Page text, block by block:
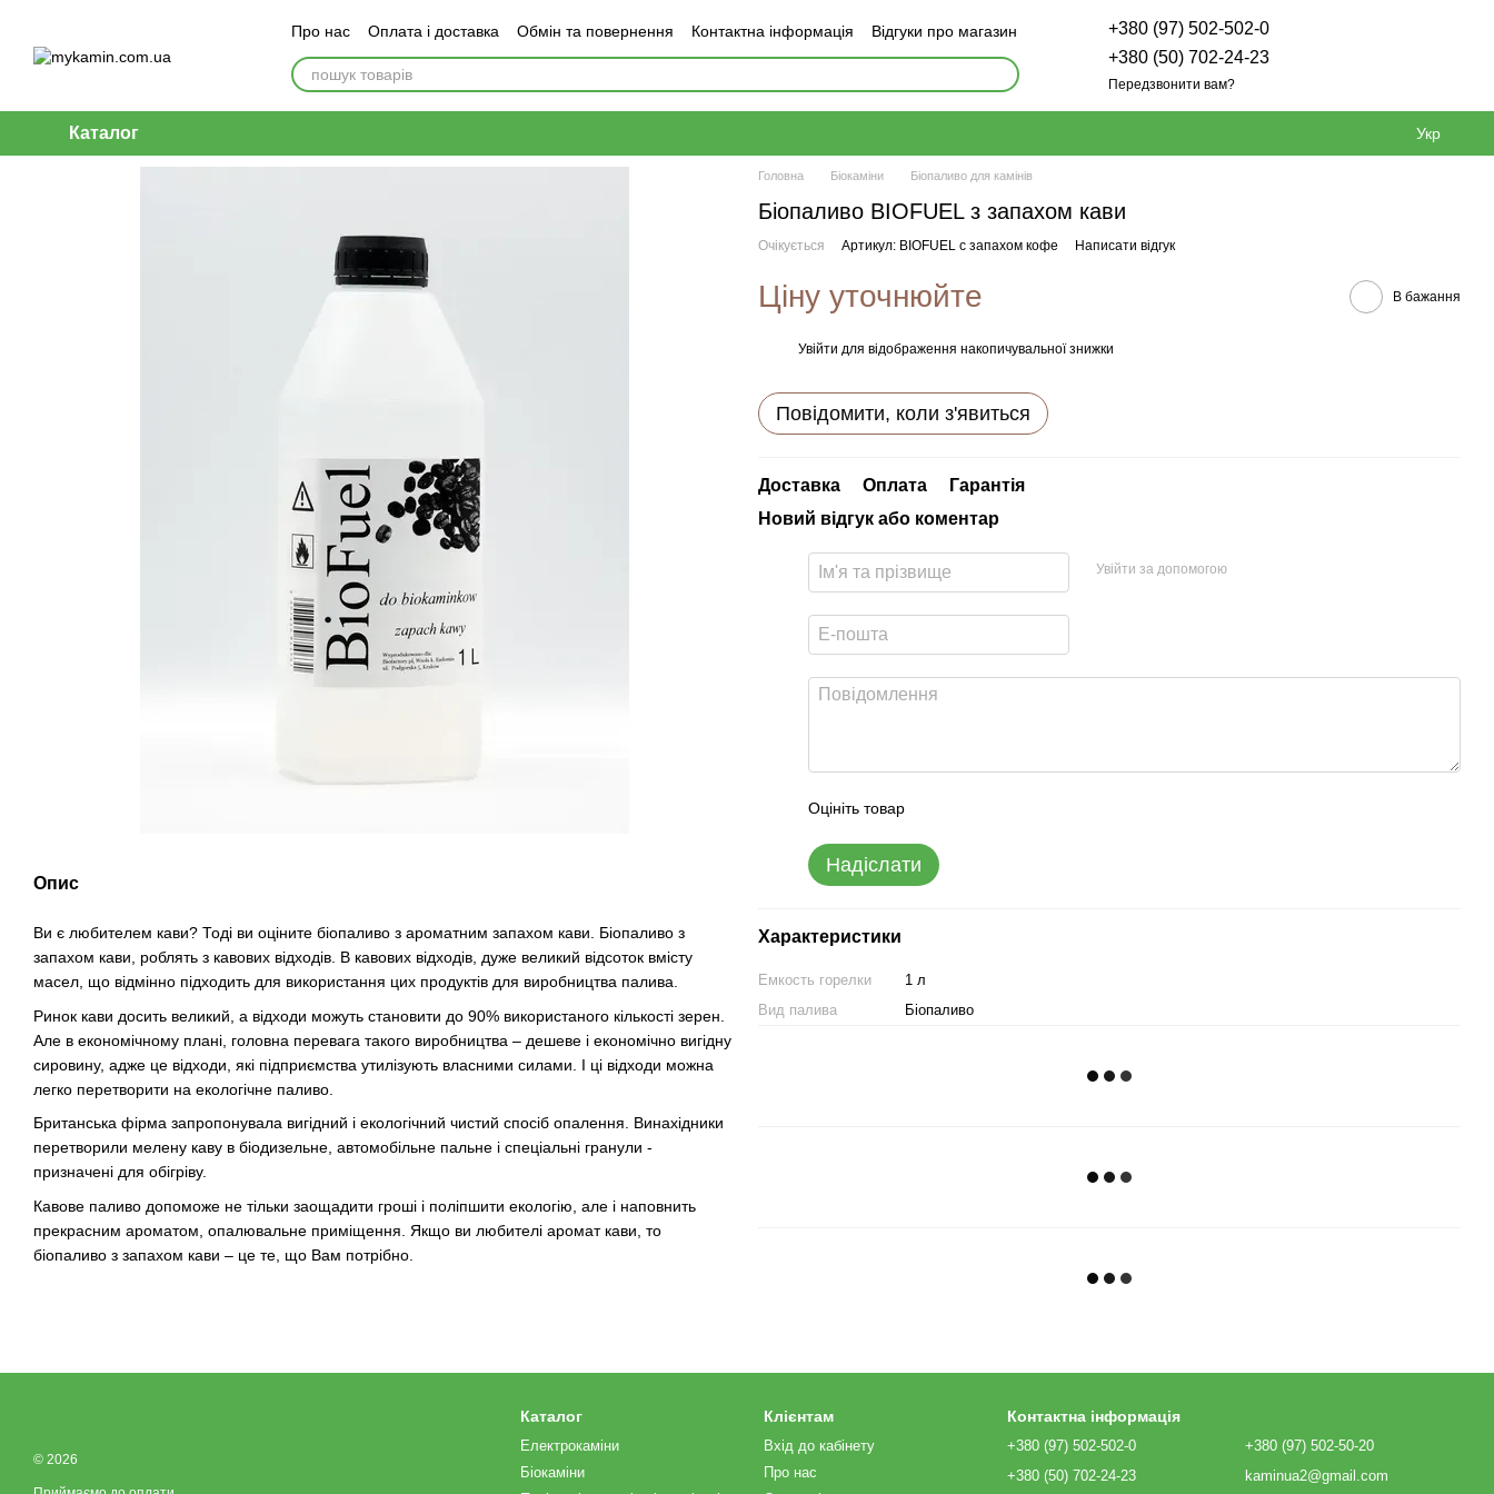
Про нас Оплата і доставка Обмін та повернення Контактна інформація Відгуки про магазин
+380 (97) 502-502-0
+380 (50) 702-24-23
Передзвонити вам?
Каталог Укр
Опис
Ви є любителем кави? Тоді ви оціните біопаливо з ароматним запахом кави. Біопаливо з
запахом кави, роблять з кавових відходів. В кавових відходів, дуже великий відсоток вмісту
масел, що відмінно підходить для використання цих продуктів для виробництва палива.
Ринок кави досить великий, а відходи можуть становити до 90% використаного кількості зерен.
Але в економічному плані, головна перевага такого виробництва – дешеве і економічно вигідну
сировину, адже це відходи, які підприємства утилізують власними силами. І ці відходи можна
легко перетворити на екологічне паливо.
Британська фірма запропонувала вигідний і екологічний чистий спосіб опалення. Винахідники
перетворили мелену каву в біодизельне, автомобільне пальне і спеціальні гранули -
призначені для обігріву.
Кавове паливо допоможе не тільки заощадити гроші і поліпшити екологію, але і наповнить
прекрасним ароматом, опалювальне приміщення. Якщо ви любителі аромат кави, то
біопаливо з запахом кави – це те, що Вам потрібно.
Головна Біокаміни Біопаливо для камінів
Біопаливо BIOFUEL з запахом кави
Очікується Артикул: BIOFUEL с запахом кофе Написати відгук
Ціну уточнюйте В бажання
Увійти для відображення накопичувальної знижки
Повідомити, коли з'явиться
Доставка Оплата
Гарантія
Новий відгук або коментар
Увійти за допомогою
Оцініть товар
Надіслати
Характеристики
Емкость горелки
1 л
Вид палива
Біопаливо
© 2026
Каталог
Електрокаміни
Біокаміни
Клієнтам
Вхід до кабінету
Про нас
Контактна інформація
+380 (97) 502-502-0
+380 (50) 702-24-23
+380 (97) 502-50-20
kaminua2@gmail.com